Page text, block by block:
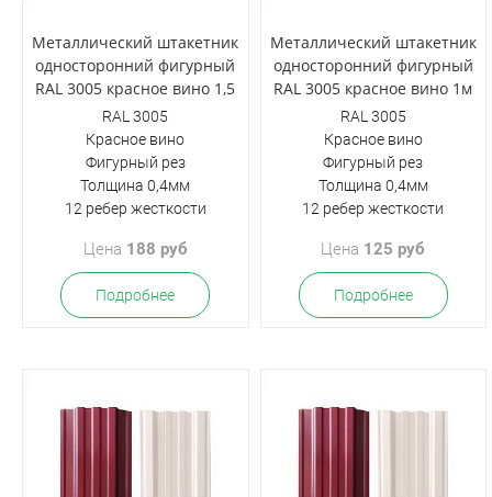
Металлический штакетник
односторонний фигурный
RAL 3005 красное вино 1,5
RAL 3005
Красное вино
Фигурный рез
Толщина 0,4мм
12 ребер жесткости
Цена 188 руб
Подробнее
Металлический штакетник
односторонний фигурный
RAL 3005 красное вино 1м
RAL 3005
Красное вино
Фигурный рез
Толщина 0,4мм
12 ребер жесткости
Цена 125 руб
Подробнее